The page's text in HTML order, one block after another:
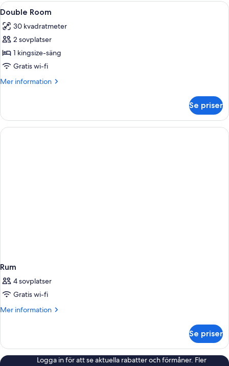
Öppna
alla
foton
för
Double
Room
Minibar, värdeförvaringsskåp på
17
Double Room
30 kvadratmeter
2 sovplatser
1 kingsize-säng
Gratis wi-fi
Mer information
Mer
Room
Se priser
Rum
4 sovplatser
Gratis wi-fi
Mer information
Mer
Se priser
Logga in för att se aktuella rabatter och förmåner. Fler